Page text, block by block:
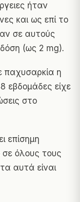
ήταν
και ως επί το
σε αυτούς
(ως 2 mg).
παχυσαρκία η
εβδομάδες είχε
στο
επίσημη
σε όλους τους
αυτά είναι